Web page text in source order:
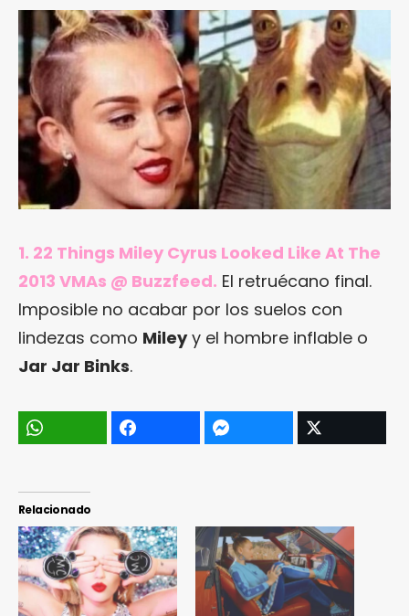
1. 22 Things Miley Cyrus Looked Like At The
2013 VMAs @ Buzzfeed. El retruécano final.
Imposible no acabar por los suelos con
lindezas como Mileyy el hombre inflable o
Jar Jar Binks.
Relacionado